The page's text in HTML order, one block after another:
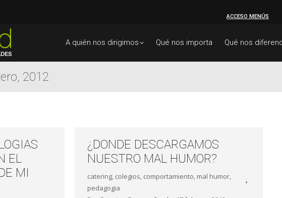
ACCESO MENÚS
A quién nos dirigimos Qué nos importa Qué nos
2012
EL
MI
¿DONDE DESCARGAMOS
NUESTRO MAL HUMOR?
catering, colegios, comportamiento, mal humor,
pedagogia